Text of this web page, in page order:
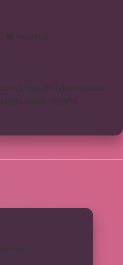
Yorum Bırak
https://hardshell.com.tr
knight online
nttgame